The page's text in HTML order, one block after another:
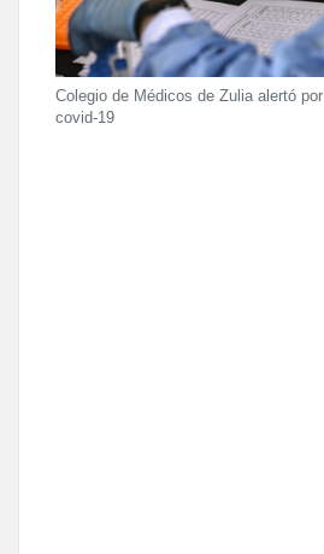
Colegio de Médicos de Zulia alertó
covid-19